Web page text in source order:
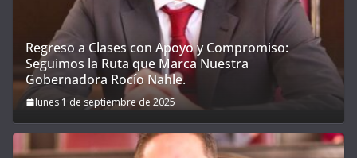
Regreso a Clases con Apoyo y Compromiso:
Seguimos la Ruta que Marca Nuestra
Gobernadora Rocío Nahle.
lunes 1 de septiembre de 2025